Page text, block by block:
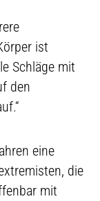
ist
Schläge mit
den
eine
die
mit